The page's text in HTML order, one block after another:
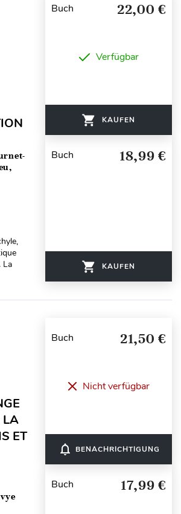
La
Buch 22,00 €
Verfügbar
KAUFEN
Buch 18,99 €
KAUFEN
LA
ET
Buch 21,50 €
Nicht verfügbar
notifications_none BENACHRICHTIGUNG
Buch 17,99 €